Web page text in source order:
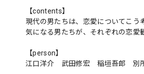
【contents】
現代の男たちは、恋愛についてこう
気になる男たちが、それぞれの恋愛
【person】
江口洋介 武田修宏 稲垣吾郎 別